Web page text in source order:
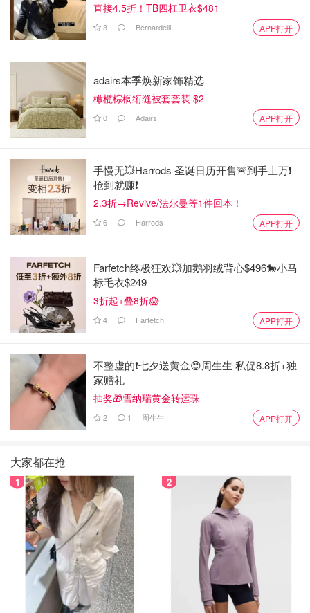
直接4.5折！TB四杠卫衣$481
3 Bernardelli APP打开
adairs本季焕新家饰精选
橄榄棕榈绗缝被套套装 $2
0 Adairs APP打开
手慢无💥Harrods 圣诞日历开售🚨到手上万❗️
抢到就赚❗️
2.3折→Revive/法尔曼等1件回本！
6 Harrods APP打开
Farfetch终极狂欢💥加鹅羽绒背心$496🐎小马
标毛衣$249
3折起+叠8折😱
4 Farfetch APP打开
不整虚的❗️七夕送黄金😍周生生 私促8.8折+独
家赠礼
抽奖🎁雪纳瑞黄金转运珠
2 1 周生生 APP打开
大家都在抢
1 2